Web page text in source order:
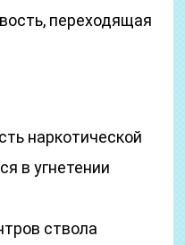
переходящая
наркотической
в угнетении
ствола